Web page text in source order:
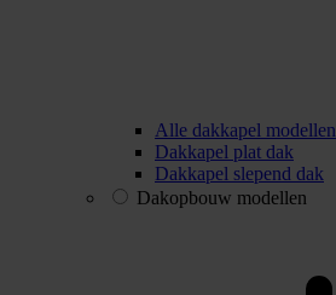
Alle dakkapel modellen
Dakkapel plat dak
Dakkapel slepend dak
Dakopbouw modellen